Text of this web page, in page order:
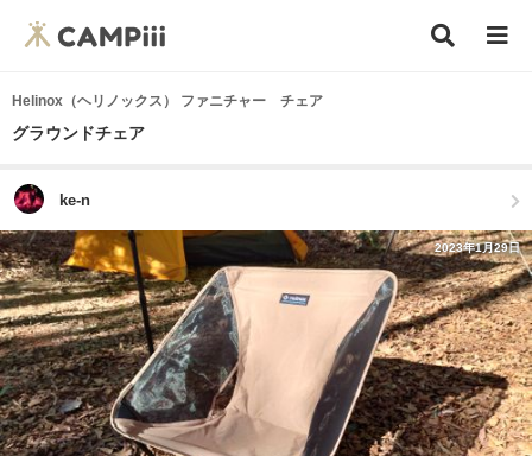
Helinox（ヘリノックス） ファニチャー チェア
グラウンドチェア
ke-n
2023年1月29日